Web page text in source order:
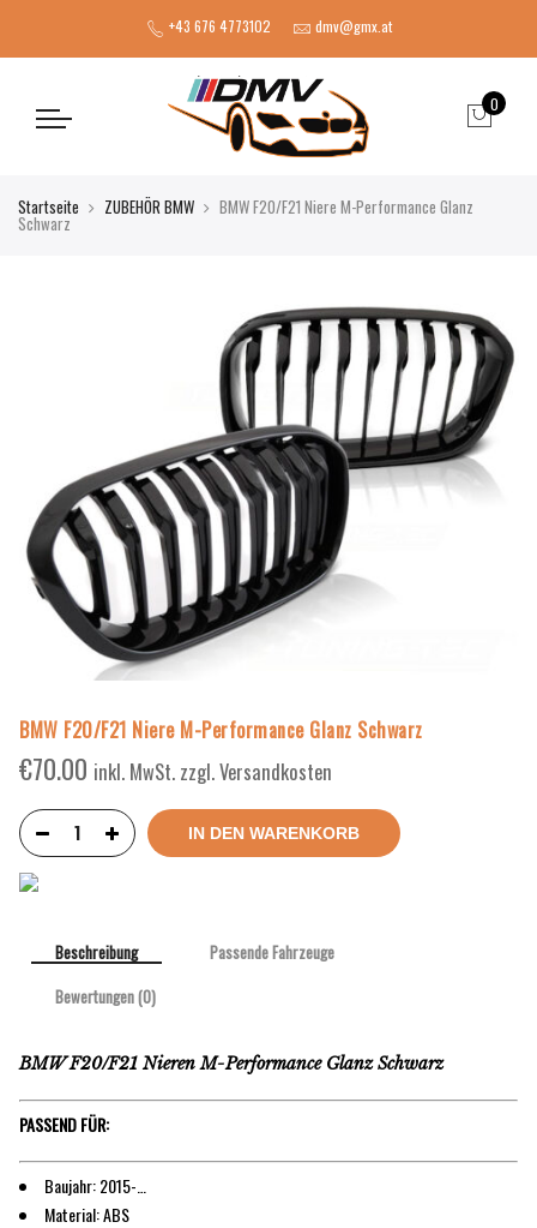
+43 676 4773102 dmv@gmx.at
0
Startseite ZUBEHÖR BMW BMW F20/F21 Niere M-Performance Glanz
Schwarz
BMW F20/F21 Niere M-Performance Glanz Schwarz
€70.00 inkl. MwSt. zzgl. Versandkosten
IN DEN WARENKORB
Beschreibung
Passende Fahrzeuge
Bewertungen (0)
BMW F20/F21 Nieren M-Performance Glanz Schwarz
PASSEND FÜR:
Baujahr: 2015-…
Material: ABS